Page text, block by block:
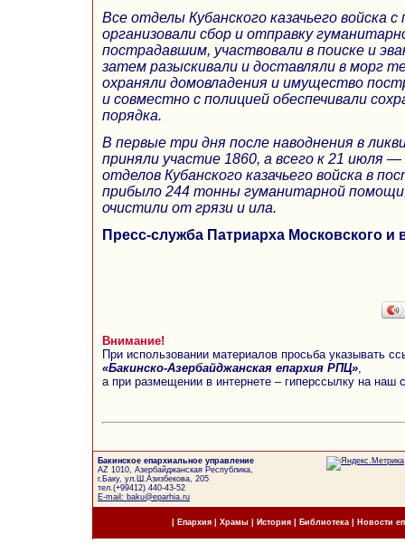
Все отделы Кубанского казачьего войска
организовали сбор и отправку
пострадавшим, участвовали в поиске и
затем разыскивали и доставляли в морг
охраняли домовладения и имущество
и совместно с полицией обеспечивали
порядка.
В первые три дня после наводнения в
приняли участие 1860, а всего к 21 июля —
отделов Кубанского казачьего войска в
прибыло 244 тонны гуманитарной помощи,
очистили от грязи и ила.
Пресс-служба Патриарха Московского и
Внимание!
При использовании материалов просьба указывать
«Бакинско-Азербайджанская епархия РПЦ»
а при размещении в интернете – гиперссылку на наш
Бакинское епархиальное управление
AZ 1010, Азербайджанская Республика,
г.Баку, ул.Ш.Азизбекова, 205
тел.(+99412) 440-43-52
E-mail: baku@eparhia.ru
Епархия| Храмы История| Библиотека Новости